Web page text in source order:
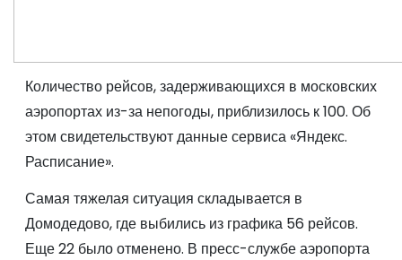
Количество рейсов, задерживающихся в московских
аэропортах из-за непогоды, приблизилось к 100. Об
этом свидетельствуют данные сервиса «Яндекс.
Расписание».
Самая тяжелая ситуация складывается в
Домодедово, где выбились из графика 56 рейсов.
Еще 22 было отменено. В пресс-службе аэропорта